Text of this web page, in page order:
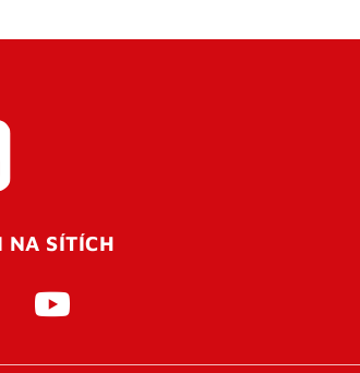
NA SÍTÍCH